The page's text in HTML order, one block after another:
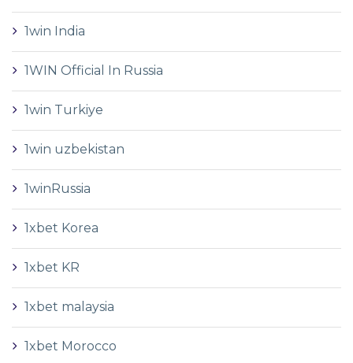
1win India
1WIN Official In Russia
1win Turkiye
1win uzbekistan
1winRussia
1xbet Korea
1xbet KR
1xbet malaysia
1xbet Morocco